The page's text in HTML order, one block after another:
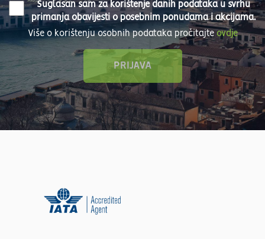
Suglasan sam za korištenje danih podataka u svrhu
primanja obavijesti o posebnim ponudama i akcijama.
Više o korištenju osobnih podataka pročitajteovdje